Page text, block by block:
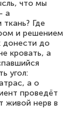
что мы
а
Где
и решением
донести до
кровать, а
угол:
а о
проведёт
живой нерв в